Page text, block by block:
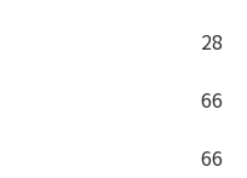
28
66
66